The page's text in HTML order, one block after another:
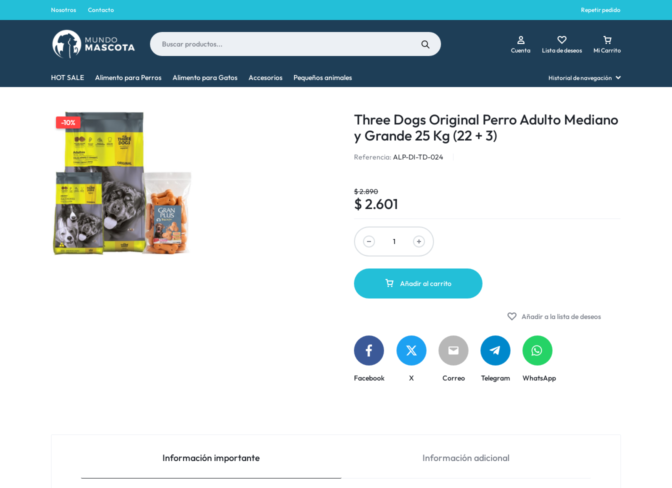
Nosotros Contacto Repetir pedido
MASCOTA
MEJOR
PARA
TU
MASCOTA
Cuenta Lista de deseos Mi Carrito
HOT SALE Alimento para Perros Alimento para Gatos Accesorios Pequeños animales Historial de navegación
-10%
Three Dogs Original Perro Adulto Mediano
y Grande 25 Kg (22 + 3)
Referencia: ALP-DI-TD-024
$2.890
$ 2.601
Añadir al carrito
Añadir a la lista de deseos
Facebook X Correo Telegram WhatsApp
Información importante Información adicional